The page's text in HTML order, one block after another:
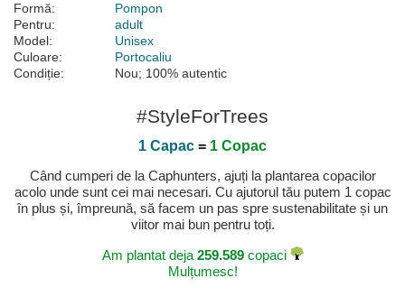
Formă:
Pompon
Pentru:
adult
Model:
Unisex
Culoare:
Portocaliu
Condiție:
Nou; 100% autentic
#StyleForTrees
1 Capac = 1 Copac
Când cumperi de la Caphunters, ajuți la plantarea copacilor
acolo unde sunt cei mai necesari. Cu ajutorul tău putem 1 copac
în plus și, împreună, să facem un pas spre sustenabilitate și un
viitor mai bun pentru toți.
Am plantat deja 259.589copaci
Mulțumesc!